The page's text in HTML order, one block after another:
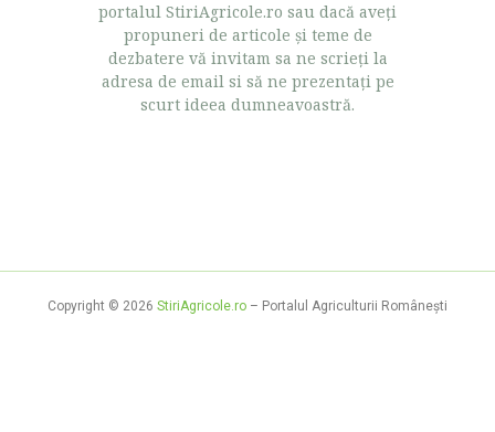
portalul StiriAgricole.ro sau dacă aveţi
propuneri de articole şi teme de
dezbatere vă invitam sa ne scrieţi la
adresa de email si să ne prezentaţi pe
scurt ideea dumneavoastră.
Copyright © 2026 StiriAgricole.ro – Portalul Agriculturii Româneşti